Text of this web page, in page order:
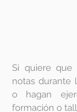
Si quiere que
notas durante
o hagan
formación o